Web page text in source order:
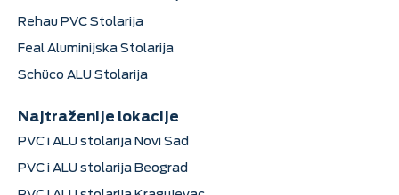
Rehau PVC Stolarija
Feal Aluminijska Stolarija
Schüco ALU Stolarija
Najtraženije lokacije
PVC i ALU stolarija Novi Sad
PVC i ALU stolarija Beograd